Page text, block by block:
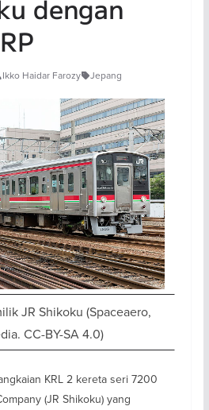
dengan
Ikko Haidar Farozy Jepang
JR Shikoku (Spaceaero,
CC-BY-SA 4.0)
KRL 2 kereta seri 7200
(JR Shikoku) yang